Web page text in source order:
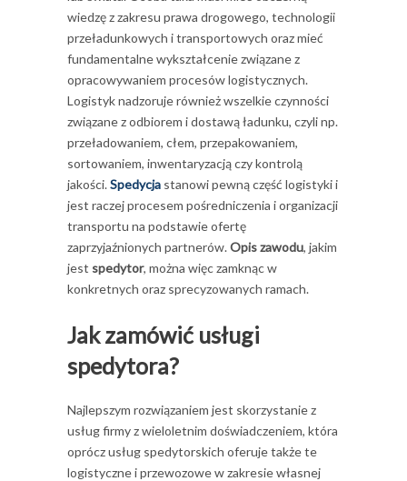
wiedzę z zakresu prawa drogowego, technologii
przeładunkowych i transportowych oraz mieć
fundamentalne wykształcenie związane z
opracowywaniem procesów logistycznych.
Logistyk nadzoruje również wszelkie czynności
związane z odbiorem i dostawą ładunku, czyli np.
przeładowaniem, cłem, przepakowaniem,
sortowaniem, inwentaryzacją czy kontrolą
jakości.Spedycja stanowi pewną część logistyki i
jest raczej procesem pośredniczenia i organizacji
transportu na podstawie ofertę
zaprzyjaźnionych partnerów.Opis zawodu, jakim
jest spedytor, można więc zamknąc w
konkretnych oraz sprecyzowanych ramach.
Jak zamówić usługi
spedytora?
Najlepszym rozwiązaniem jest skorzystanie z
usług firmy z wieloletnim doświadczeniem, która
oprócz usług spedytorskich oferuje także te
logistyczne i przewozowe w zakresie własnej